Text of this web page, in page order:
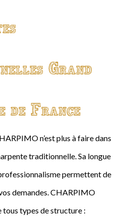
Grand
de France
n’est plus à faire dans
traditionnelle. Sa longue
permettent de
demandes. CHARPIMO
types de structure :